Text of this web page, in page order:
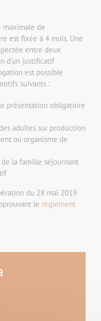
maximale de
est fixée à 4 mois. Une
entre deux
d’un justificatif
est possible
suivants :
présentation obligatoire
adultes sur production
ou organisme de
la famille séjournant
du 28 mai 2019
le règlement